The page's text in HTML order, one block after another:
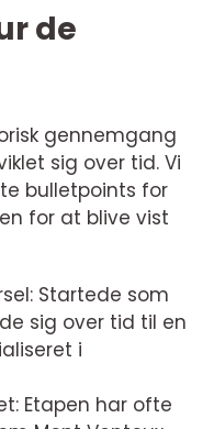
de
gennemgang
sig over tid. Vi
bulletpoints for
for at blive vist
Startede som
sig over tid til en
i
Etapen har ofte